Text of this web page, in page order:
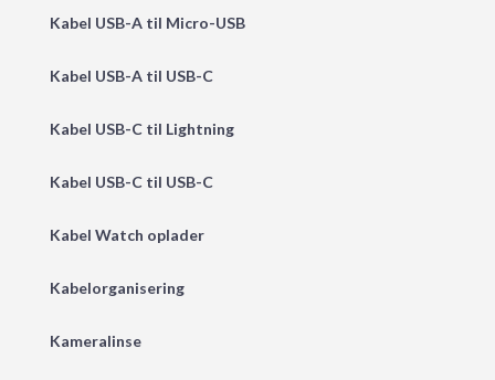
Kabel USB-A til Micro-USB
Kabel USB-A til USB-C
Kabel USB-C til Lightning
Kabel USB-C til USB-C
Kabel Watch oplader
Kabelorganisering
Kameralinse